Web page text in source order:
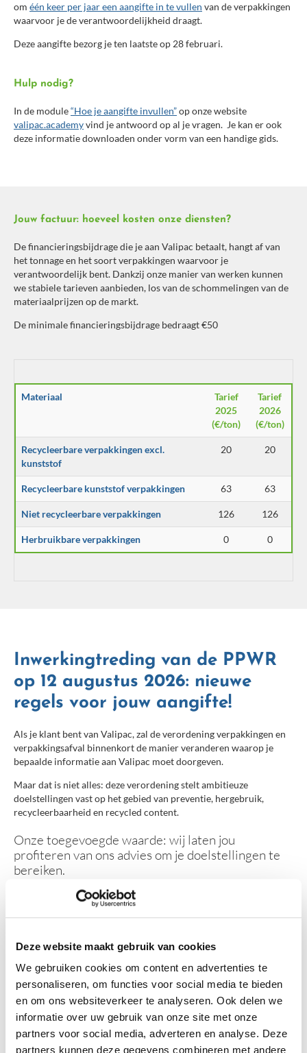
Deze website maakt gebruik van cookies
We gebruiken cookies om content en advertenties te
personaliseren, om functies voor social media te bieden
en om ons websiteverkeer te analyseren. Ook delen we
informatie over uw gebruik van onze site met onze
partners voor social media, adverteren en analyse. Deze
partners kunnen deze gegevens combineren met andere
om één keer per jaar een aangifte in te vullen van de verpakkingen
waarvoor je de verantwoordelijkheid draagt.
Deze aangifte bezorg je ten laatste op 28 februari.
Hulp nodig?
In de module“Hoe je aangifte invullen”op onze website
valipac.academyvind je antwoord op al je vragen. Je kan er ook
deze informatie downloaden onder vorm van een handige gids.
Jouw factuur: hoeveel kosten onze diensten?
De financieringsbijdrage die je aan Valipac betaalt, hangt af van
het tonnage en het soort verpakkingen waarvoor je
verantwoordelijk bent. Dankzij onze manier van werken kunnen
we stabiele tarieven aanbieden, los van de schommelingen van de
materiaalprijzen op de markt.
De minimale financieringsbijdrage bedraagt €50
Materiaal
Tarief
2025
(€/ton)
Tarief
2026
(€/ton)
Recycleerbare verpakkingen excl.
kunststof
20 20
Recycleerbare kunststof verpakkingen 63 63
Niet recycleerbare verpakkingen 126 126
Herbruikbare verpakkingen 0 0
Inwerkingtreding van de PPWR
op 12 augustus 2026: nieuwe
regels voor jouw aangifte!
Als je klant bent van Valipac, zal de verordening verpakkingen en
verpakkingsafval binnenkort de manier veranderen waarop je
bepaalde informatie aan Valipac moet doorgeven.
Maar dat is niet alles: deze verordening stelt ambitieuze
doelstellingen vast op het gebied van preventie, hergebruik,
recycleerbaarheid en recycled content.
Onze toegevoegde waarde: wij laten jou
profiteren van ons advies om je doelstellingen te
bereiken.
Wat verandert er vanaf 12 augustus 2026?
Invoer van verpakte goederen
In bepaalde gevallen wordt de aangifte van verpakkingsafval dat
door de invoer van goederen wordt gegenereerd, overgedragen
aan jouw buitenlandse leverancier. Deze wijziging is van
toepassing als je goederen invoert om ze in jouw bedrijf te